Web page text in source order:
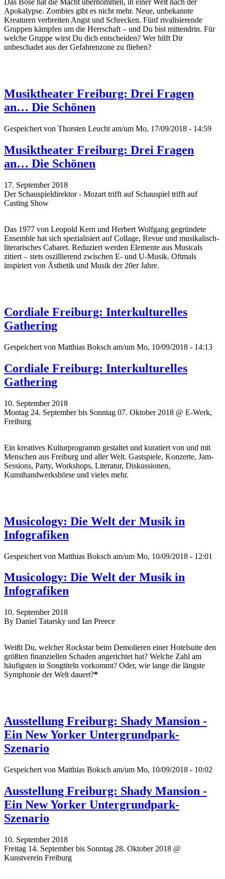
Das Böse hat die Macht übernommen, in einer Welt nach der
Apokalypse. Zombies gibt es nicht mehr. Neue, unbekannte
Kreaturen verbreiten Angst und Schrecken. Fünf rivalisierende
Gruppen kämpfen um die Herrschaft – und Du bist mittendrin. Für
welche Gruppe wirst Du dich entscheiden? Wer hilft Dir
unbeschadet aus der Gefahrenzone zu fliehen?
Musiktheater Freiburg: Drei Fragen
an… Die Schönen
Gespeichert von Thorsten Leucht am/um Mo, 17/09/2018 - 14:59
Musiktheater Freiburg: Drei Fragen
an… Die Schönen
17. September 2018
Der Schauspieldirektor - Mozart trifft auf Schauspiel trifft auf
Casting Show
Das 1977 von Leopold Kern und Herbert Wolfgang gegründete
Ensemble hat sich spezialisiert auf Collage, Revue und musikalisch-
literarisches Cabaret. Reduziert werden Elemente aus Musicals
zitiert – stets oszillierend zwischen E- und U-Musik. Oftmals
inspiriert von Ästhetik und Musik der 20er Jahre.
Cordiale Freiburg: Interkulturelles
Gathering
Gespeichert von Matthias Boksch am/um Mo, 10/09/2018 - 14:13
Cordiale Freiburg: Interkulturelles
Gathering
10. September 2018
Montag 24. September bis Sonntag 07. Oktober 2018 @ E-Werk,
Freiburg
Ein kreatives Kulturprogramm gestaltet und kuratiert von und mit
Menschen aus Freiburg und aller Welt. Gastspiele, Konzerte, Jam-
Sessions, Party, Workshops, Literatur, Diskussionen,
Kunsthandwerksbörse und vieles mehr.
Musicology: Die Welt der Musik in
Infografiken
Gespeichert von Matthias Boksch am/um Mo, 10/09/2018 - 12:01
Musicology: Die Welt der Musik in
Infografiken
10. September 2018
By Daniel Tatarsky und Ian Preece
Weißt Du, welcher Rockstar beim Demolieren einer Hotelsuite den
größten finanziellen Schaden angerichtet hat? Welche Zahl am
häufigsten in Songtiteln vorkommt? Oder, wie lange die längste
Symphonie der Welt dauert?*
Ausstellung Freiburg: Shady Mansion -
Ein New Yorker Untergrundpark-
Szenario
Gespeichert von Matthias Boksch am/um Mo, 10/09/2018 - 10:02
Ausstellung Freiburg: Shady Mansion -
Ein New Yorker Untergrundpark-
Szenario
10. September 2018
Freitag 14. September bis Sonntag 28. Oktober 2018 @
Kunstverein Freiburg